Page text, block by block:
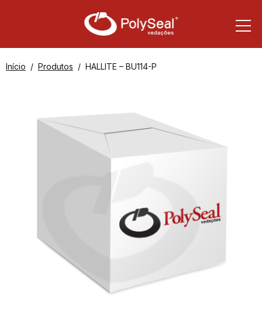
Início Produtos HALLITE – BU114-P